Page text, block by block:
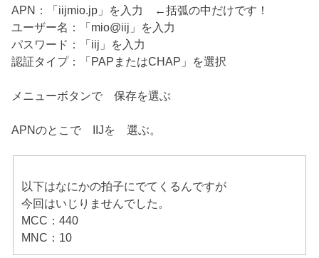
APN：「iijmio.jp」を入力 ←括弧の中だけです！
ユーザー名：「mio@iij」を入力
パスワード：「iij」を入力
認証タイプ：「PAPまたはCHAP」を選択
メニューボタンで 保存を選ぶ
APNのとこで IIJを 選ぶ。
以下はなにかの拍子にでてくるんですが
今回はいじりませんでした。
MCC：440
MNC：10